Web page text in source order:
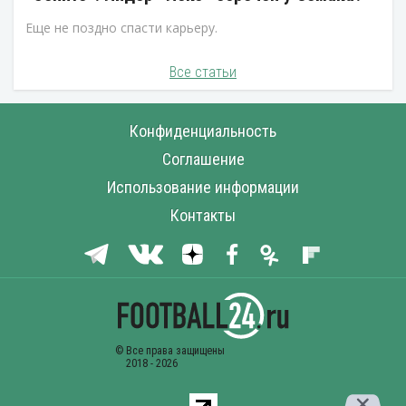
Еще не поздно спасти карьеру.
Все статьи
Конфиденциальность
Соглашение
Использование информации
Контакты